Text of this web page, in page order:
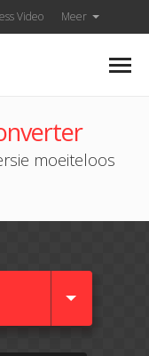
Video Meer
moeiteloos